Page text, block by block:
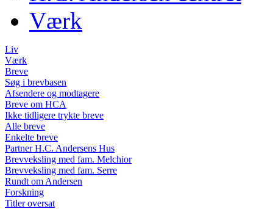
Værk
Liv
Værk
Breve
Søg i brevbasen
Afsendere og modtagere
Breve om HCA
Ikke tidligere trykte breve
Alle breve
Enkelte breve
Partner H.C. Andersens Hus
Brevveksling med fam. Melchior
Brevveksling med fam. Serre
Rundt om Andersen
Forskning
Titler oversat